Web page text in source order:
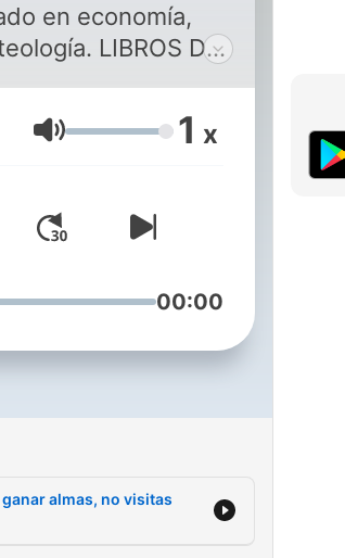
en economía,
LIBROS DE
category/libros/
Volumen 1 x
00:00
almas, no visitas